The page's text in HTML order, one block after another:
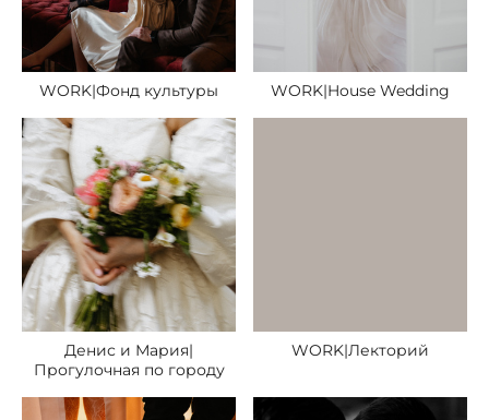
WORK|Фонд культуры WORK|House Wedding
Денис и Мария|
Прогулочная по городу
WORK|Лекторий